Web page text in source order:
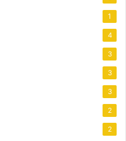
1
4
3
3
3
2
2